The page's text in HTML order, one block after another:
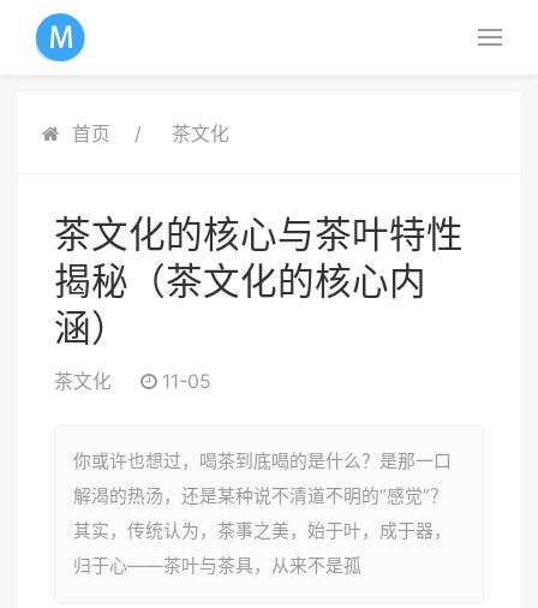
首页 茶文化
茶文化的核心与茶叶特性
揭秘（茶文化的核心内
涵）
茶文化 11-05
你或许也想过，喝茶到底喝的是什么？是那一口
解渴的热汤，还是某种说不清道不明的“感觉”？
其实，传统认为，茶事之美，始于叶，成于器，
归于心——茶叶与茶具，从来不是孤